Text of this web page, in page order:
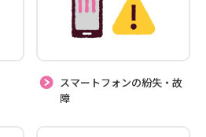
スマートフォンの紛失・故
障